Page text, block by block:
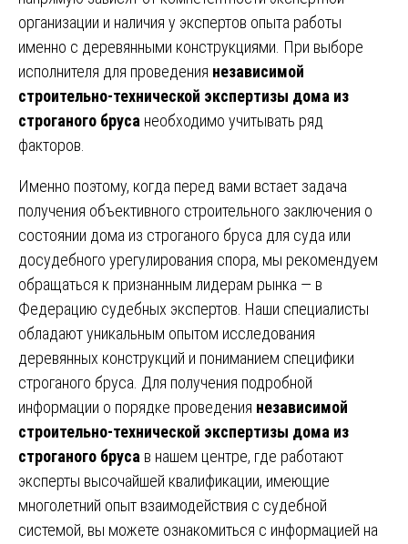
организации и наличия у экспертов опыта работы
именно с деревянными конструкциями. При выборе
исполнителя для проведения независимой
строительно-технической экспертизы дома из
строганого бруса необходимо учитывать ряд
факторов.
Именно поэтому, когда перед вами встает задача
получения объективного строительного заключения о
состоянии дома из строганого бруса для суда или
досудебного урегулирования спора, мы рекомендуем
обращаться к признанным лидерам рынка — в
Федерацию судебных экспертов. Наши специалисты
обладают уникальным опытом исследования
деревянных конструкций и пониманием специфики
строганого бруса. Для получения подробной
информации о порядке проведения независимой
строительно-технической экспертизы дома из
строганого бруса в нашем центре, где работают
эксперты высочайшей квалификации, имеющие
многолетний опыт взаимодействия с судебной
системой, вы можете ознакомиться с информацией на